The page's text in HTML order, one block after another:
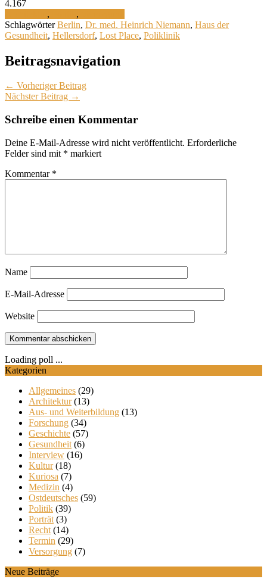
4.167
, ,
SchlagwörterBerlin, Dr. med. Heinrich Niemann, Haus der
Gesundheit, Hellersdorf, Lost Place, Poliklinik
Beitragsnavigation
← Vorheriger Beitrag
Nächster Beitrag →
Schreibe einen Kommentar
Deine E-Mail-Adresse wird nicht veröffentlicht. Erforderliche
Felder sind mit * markiert
Kommentar *
Name
E-Mail-Adresse
Website
Loading poll ...
Kategorien
Allgemeines (29)
Architektur(13)
Aus- und Weiterbildung (13)
Forschung (34)
Geschichte (57)
Gesundheit (6)
Interview (16)
Kultur(18)
Kuriosa (7)
Medizin (4)
Ostdeutsches (59)
Politik (39)
Porträt (3)
Recht (14)
Termin (29)
Versorgung (7)
Neue Beiträge